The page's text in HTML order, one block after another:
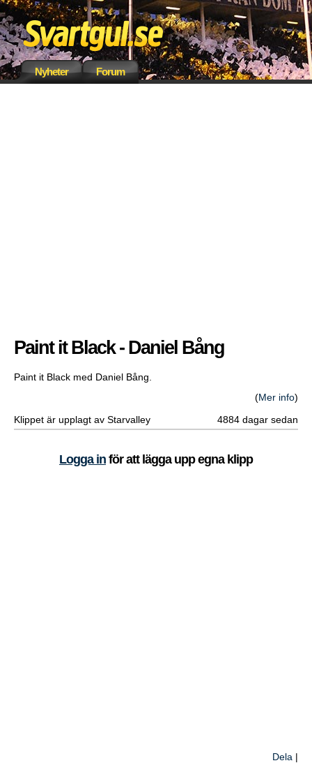
Nyheter Forum
Paint it Black - Daniel Bång
Paint it Black med Daniel Bång.
(Mer info)
Klippet är upplagt av Starvalley
4884 dagar sedan
Logga in för att lägga upp egna klipp
Dela |